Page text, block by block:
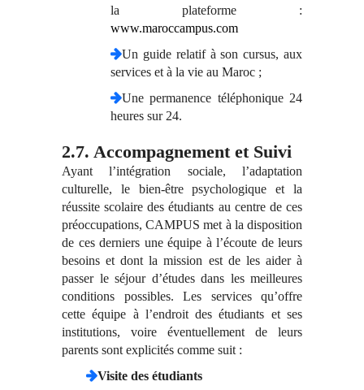
la plateforme :
www.maroccampus.com
Un guide relatif à son cursus, aux
services et à la vie au Maroc ;
Une permanence téléphonique 24
heures sur 24.
2.7. Accompagnement et Suivi
Ayant l’intégration sociale, l’adaptation
culturelle, le bien-être psychologique et la
réussite scolaire des étudiants au centre de ces
préoccupations, CAMPUS met à la disposition
de ces derniers une équipe à l’écoute de leurs
besoins et dont la mission est de les aider à
passer le séjour d’études dans les meilleures
conditions possibles. Les services qu’offre
cette équipe à l’endroit des étudiants et ses
institutions, voire éventuellement de leurs
parents sont explicités comme suit :
Visite des étudiants